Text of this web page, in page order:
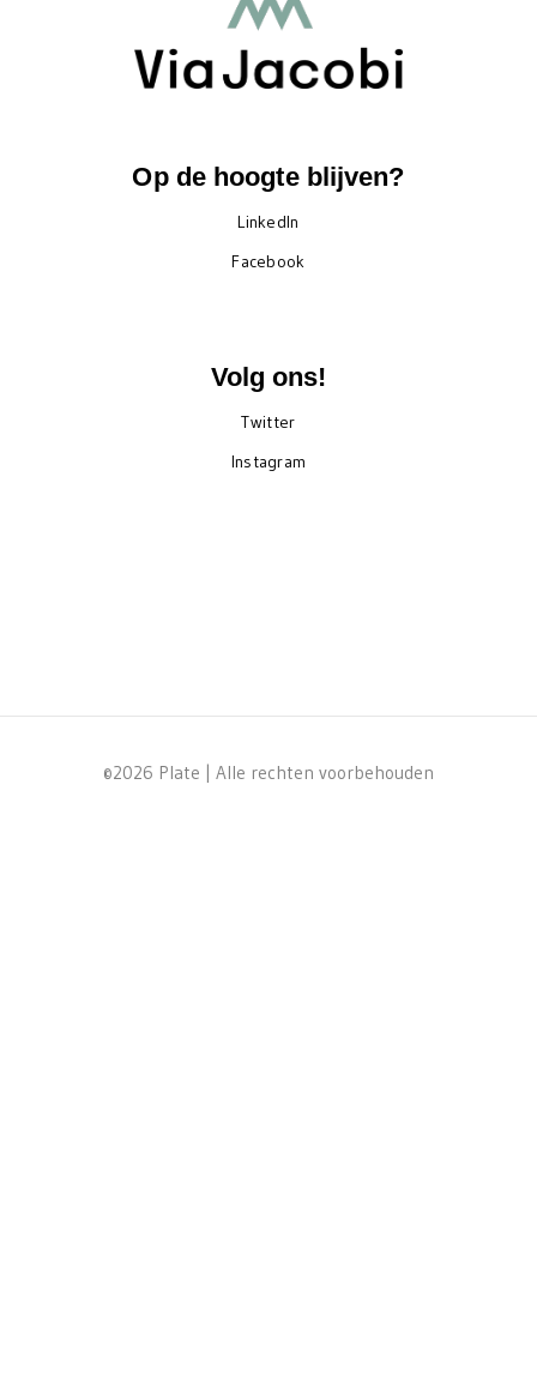
Op de hoogte blijven?
LinkedIn
Facebook
Volg ons!
Twitter
Instagram
©2026 Plate | Alle rechten voorbehouden